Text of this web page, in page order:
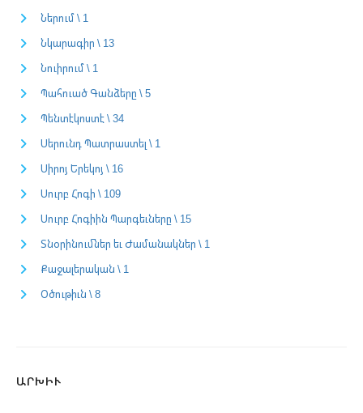
Ներում \ 1
Նկարագիր \ 13
Նուիրում \ 1
Պահուած Գանձերը \ 5
Պենտէկոստէ \ 34
Սերունդ Պատրաստել \ 1
Սիրոյ Երեկոյ \ 16
Սուրբ Հոգի \ 109
Սուրբ Հոգիին Պարգեւները \ 15
Տնօրինումներ եւ Ժամանակներ \ 1
Քաջալերական \ 1
Օծութիւն \ 8
ԱՐԽԻՒ